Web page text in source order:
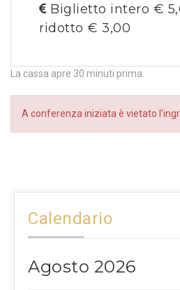
Biglietto intero €
ridotto € 3,00
La cassa apre 30 minuti prima.
A conferenza iniziata è vietato
Calendario
Agosto 2026